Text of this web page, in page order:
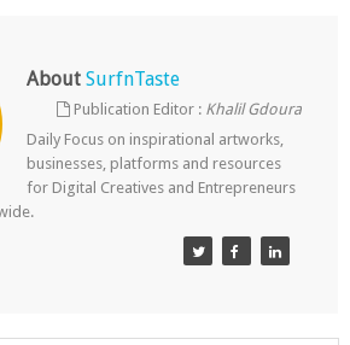
About SurfnTaste
Publication Editor : Khalil Gdoura
Daily Focus on inspirational artworks,
businesses, platforms and resources
for Digital Creatives and Entrepreneurs